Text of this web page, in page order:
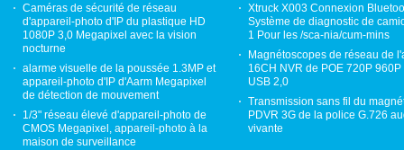
Caméras de sécurité de réseau
d'appareil-photo d'IP du plastique HD
1080P 3,0 Megapixel avec la vision
nocturne
alarme visuelle de la poussée 1.3MP et
appareil-photo d'IP d'Aarm Megapixel
de détection de mouvement
1/3" réseau élevé d'appareil-photo de
CMOS Megapixel, appareil-photo à la
maison de surveillance
Xtruck X003 Connexion
Système de diagnostic de
1 Pour les /sca-nia/cum-mins
Magnétoscopes de réseau de
16CH NVR de POE 720P 960P
USB 2,0
Transmission sans fil du
PDVR 3G de la police G.726
vivante